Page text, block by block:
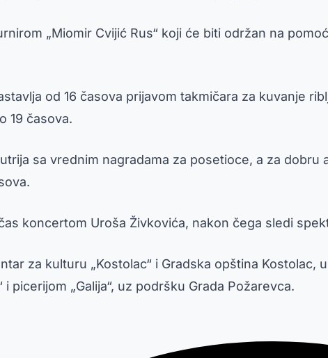
„Miomir Cvijić Rus“ koji će biti održan na
od 16 časova prijavom takmičara za kuvanje
19 časova.
sa vrednim nagradama za posetioce, a za
koncertom Uroša Živkovića, nakon čega sledi
za kulturu „Kostolac“ i Gradska opština Kostolac,
picerijom „Galija“, uz podršku Grada Požarevca.